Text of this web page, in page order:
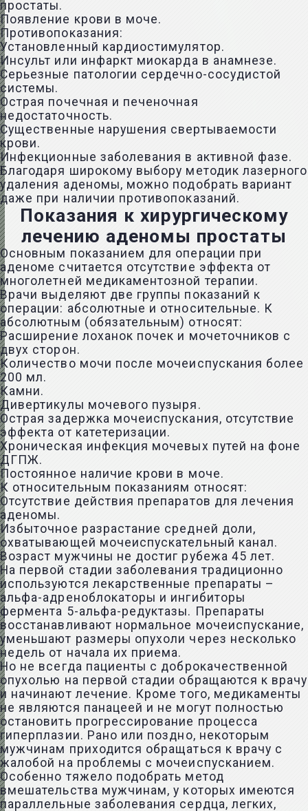
простаты.
Появление крови в моче.
Противопоказания:
Установленный кардиостимулятор.
Инсульт или инфаркт миокарда в анамнезе.
Серьезные патологии сердечно-сосудистой
системы.
Острая почечная и печеночная
недостаточность.
Существенные нарушения свертываемости
крови.
Инфекционные заболевания в активной фазе.
Благодаря широкому выбору методик лазерного
удаления аденомы, можно подобрать вариант
даже при наличии противопоказаний.
Показания к хирургическому
лечению аденомы простаты
Основным показанием для операции при
аденоме считается отсутствие эффекта от
многолетней медикаментозной терапии.
Врачи выделяют две группы показаний к
операции: абсолютные и относительные. К
абсолютным (обязательным) относят:
Расширение лоханок почек и мочеточников с
двух сторон.
Количество мочи после мочеиспускания более
200 мл.
Камни.
Дивертикулы мочевого пузыря.
Острая задержка мочеиспускания, отсутствие
эффекта от катетеризации.
Хроническая инфекция мочевых путей на фоне
ДГПЖ.
Постоянное наличие крови в моче.
К относительным показаниям относят:
Отсутствие действия препаратов для лечения
аденомы.
Избыточное разрастание средней доли,
охватывающей мочеиспускательный канал.
Возраст мужчины не достиг рубежа 45 лет.
На первой стадии заболевания традиционно
используются лекарственные препараты –
альфа-адреноблокаторы и ингибиторы
фермента 5-альфа-редуктазы. Препараты
восстанавливают нормальное мочеиспускание,
уменьшают размеры опухоли через несколько
недель от начала их приема.
Но не всегда пациенты с доброкачественной
опухолью на первой стадии обращаются к врачу
и начинают лечение. Кроме того, медикаменты
не являются панацеей и не могут полностью
остановить прогрессирование процесса
гиперплазии. Рано или поздно, некоторым
мужчинам приходится обращаться к врачу с
жалобой на проблемы с мочеиспусканием.
Особенно тяжело подобрать метод
вмешательства мужчинам, у которых имеются
параллельные заболевания сердца, легких,